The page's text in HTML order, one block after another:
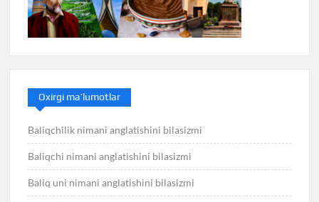
Oxirgi ma’lumotlar
Baliqchilik nimani anglatishini bilasizmi
Baliqchi nimani anglatishini bilasizmi
Baliq uni nimani anglatishini bilasizmi